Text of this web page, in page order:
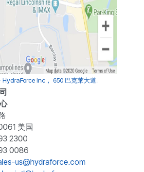
Inc， 650 巴克莱大道.
美国
2300
0086
us@hydraforce.com